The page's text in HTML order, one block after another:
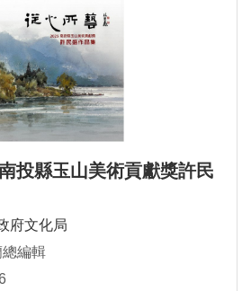
投縣玉山美術貢獻獎許民
府文化局
編輯